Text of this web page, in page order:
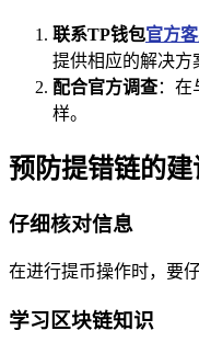
联系TP钱包官方
提供相应的解决方
配合官方调查：
样。
预防提错链的建
仔细核对信息
在进行提币操作时，要
学习区块链知识